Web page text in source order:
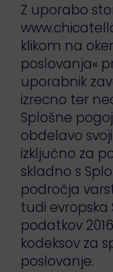
Z uporabo
klikom na
poslovanja«
uporabnik
izrecno ter
Splošne
obdelavo
izključno za
skladno s
področja
tudi
podatkov
kodeksov za
poslovanje.